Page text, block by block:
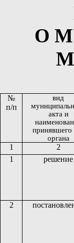
О
№
п/п
вид
акта и
принявшего
органа
1 2
1
решение
2